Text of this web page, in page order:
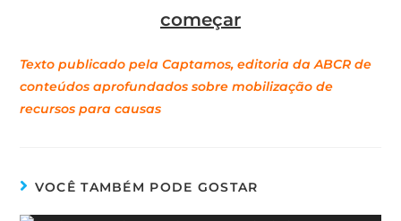
começar
Texto publicado pela Captamos, editoria da ABCR de
conteúdos aprofundados sobre mobilização de
recursos para causas
VOCÊ TAMBÉM PODE GOSTAR